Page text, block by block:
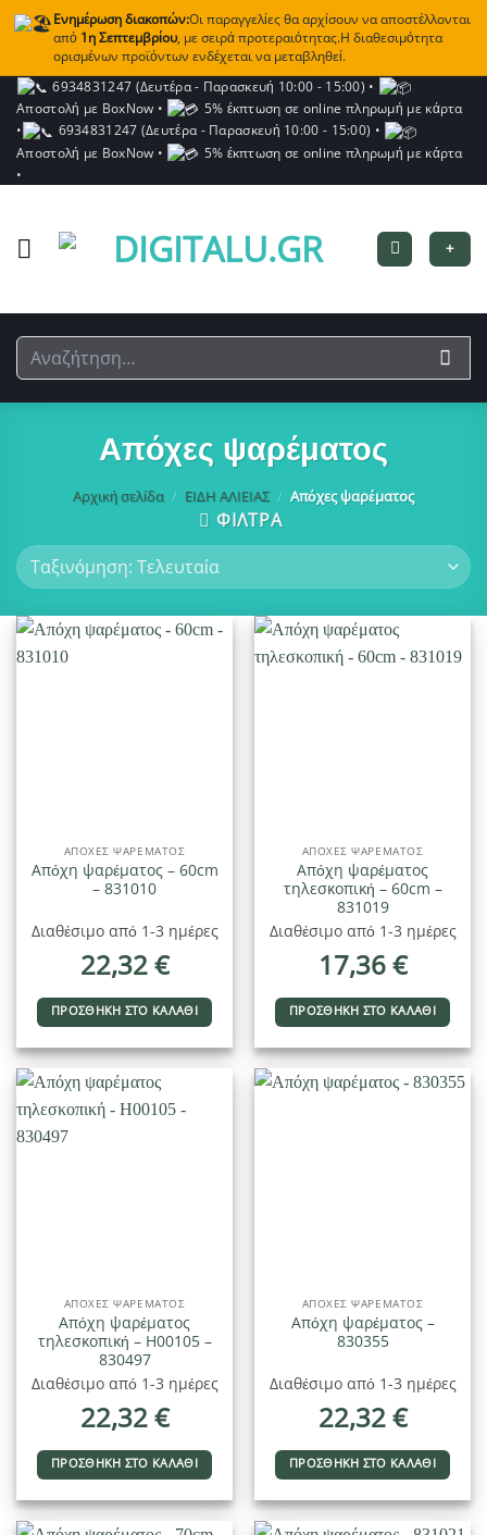
Ενημέρωση διακοπών:Οι παραγγελίες θα αρχίσουν να αποστέλλονται
από 1η Σεπτεμβρίου, με σειρά προτεραιότητας.Η διαθεσιμότητα
ορισμένων προϊόντων ενδέχεται να μεταβληθεί.
Μετάβαση
στο
περιεχόμενο
6934831247 (Δευτέρα - Παρασκευή 10:00 - 15:00) •
Αποστολή με BoxNow •
5% έκπτωση σε online πληρωμή με κάρτα
•
6934831247 (Δευτέρα - Παρασκευή 10:00 - 15:00) •
Αποστολή με BoxNow •
5% έκπτωση σε online πληρωμή με κάρτα
•
+
Αναζήτηση
για:
Απόχες ψαρέματος
Αρχική σελίδα / ΕΙΔΗ ΑΛΙΕΙΑΣ / Απόχες ψαρέματος
ΦΙΛΤΡΑ
ΑΠΌΧΕΣ ΨΑΡΈΜΑΤΟΣ
Απόχη ψαρέματος – 60cm
– 831010
Διαθέσιμο από 1-3 ημέρες
22,32€
ΠΡΟΣΘΉΚΗ ΣΤΟ ΚΑΛΆΘΙ
ΑΠΌΧΕΣ ΨΑΡΈΜΑΤΟΣ
Απόχη ψαρέματος
τηλεσκοπική – 60cm –
831019
Διαθέσιμο από 1-3 ημέρες
17,36€
ΠΡΟΣΘΉΚΗ ΣΤΟ ΚΑΛΆΘΙ
ΑΠΌΧΕΣ ΨΑΡΈΜΑΤΟΣ
Απόχη ψαρέματος
τηλεσκοπική – H00105 –
830497
Διαθέσιμο από 1-3 ημέρες
22,32€
ΠΡΟΣΘΉΚΗ ΣΤΟ ΚΑΛΆΘΙ
ΑΠΌΧΕΣ ΨΑΡΈΜΑΤΟΣ
Απόχη ψαρέματος –
830355
Διαθέσιμο από 1-3 ημέρες
22,32€
ΠΡΟΣΘΉΚΗ ΣΤΟ ΚΑΛΆΘΙ